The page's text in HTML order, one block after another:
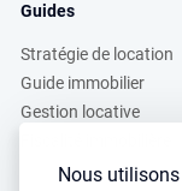
Nous
Guides
Stratégie de location
Guide immobilier
Gestion locative